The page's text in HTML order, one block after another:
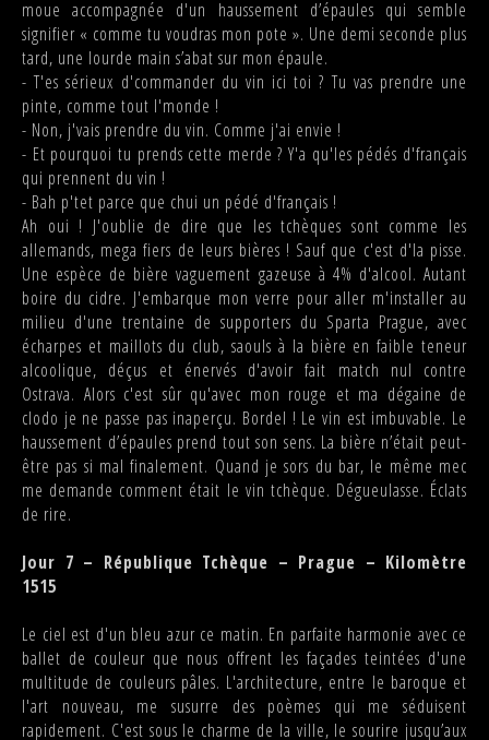
moue accompagnée d'un haussement d’épaules qui semble
signifier « comme tu voudras mon pote ». Une demi seconde plus
tard, une lourde main s’abat sur mon épaule.
- T'es sérieux d'commander du vin ici toi ? Tu vas prendre une
pinte, comme tout l'monde !
- Non, j'vais prendre du vin. Comme j'ai envie !
- Et pourquoi tu prends cette merde ? Y'a qu'les pédés d'français
qui prennent du vin !
- Bah p'tet parce que chui un pédé d'français !
Ah oui ! J'oublie de dire que les tchèques sont comme les
allemands, mega fiers de leurs bières ! Sauf que c'est d'la pisse.
Une espèce de bière vaguement gazeuse à 4% d'alcool. Autant
boire du cidre. J'embarque mon verre pour aller m'installer au
milieu d'une trentaine de supporters du Sparta Prague, avec
écharpes et maillots du club, saouls à la bière en faible teneur
alcoolique, déçus et énervés d'avoir fait match nul contre
Ostrava. Alors c'est sûr qu'avec mon rouge et ma dégaine de
clodo je ne passe pas inaperçu. Bordel ! Le vin est imbuvable. Le
haussement d’épaules prend tout son sens. La bière n’était peut-
être pas si mal finalement. Quand je sors du bar, le même mec
me demande comment était le vin tchèque. Dégueulasse. Éclats
de rire.
Jour 7 – République Tchèque – Prague – Kilomètre
1515
Le ciel est d'un bleu azur ce matin. En parfaite harmonie avec ce
ballet de couleur que nous offrent les façades teintées d'une
multitude de couleurs pâles. L'architecture, entre le baroque et
l'art nouveau, me susurre des poèmes qui me séduisent
rapidement. C'est sous le charme de la ville, le sourire jusqu’aux